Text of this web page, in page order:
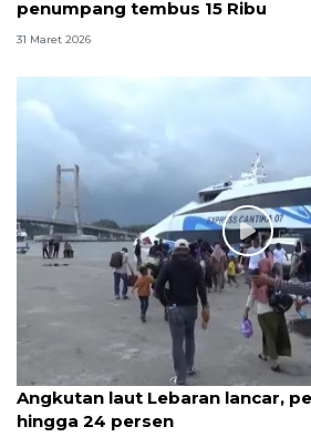
penumpang tembus 15 Ribu
31 Maret 2026
Angkutan laut Lebaran lancar,
hingga 24 persen